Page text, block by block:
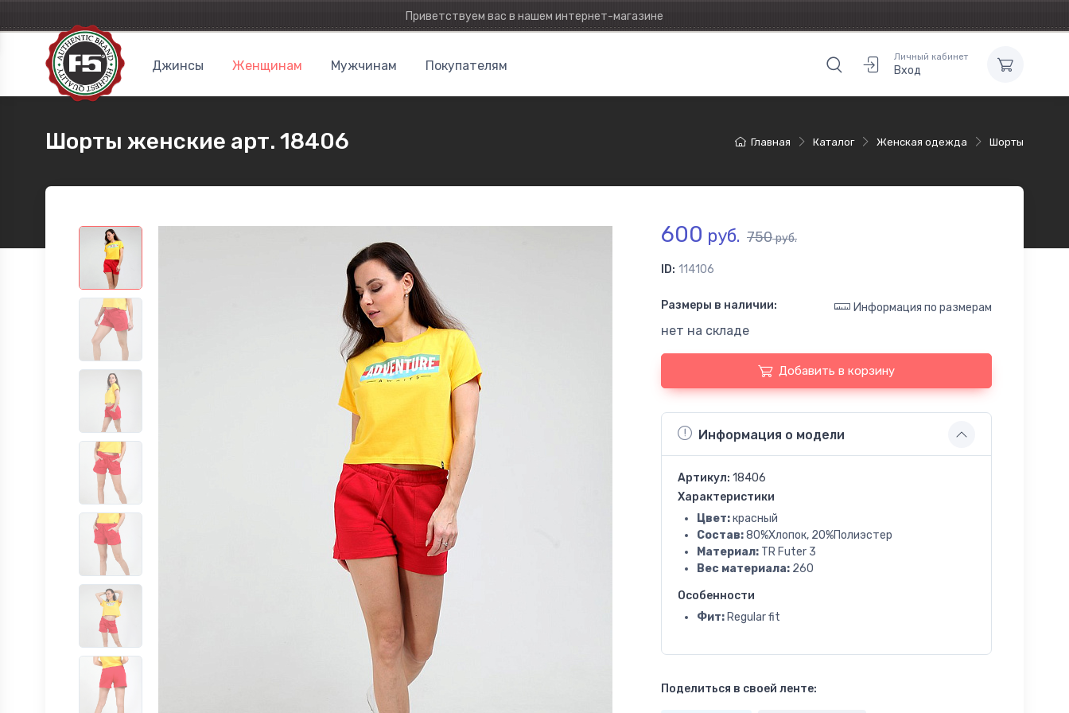
Приветствуем вас в нашем интернет-магазине
Личный кабинет
Вход
Джинсы Женщинам Мужчинам Покупателям
Главная Каталог Женская одежда Шорты
Шорты женские арт. 18406
600 руб. 750руб.
ID: 114106
Размеры в наличии: Информация по размерам
нет на складе
Добавить в корзину
Информация о модели
Артикул: 18406
Характеристики
Цвет:красный
Состав:80%Хлопок, 20%Полиэстер
Материал:TR Futer 3
Вес материала:260
Особенности
Фит:Regular fit
Поделиться в своей ленте: